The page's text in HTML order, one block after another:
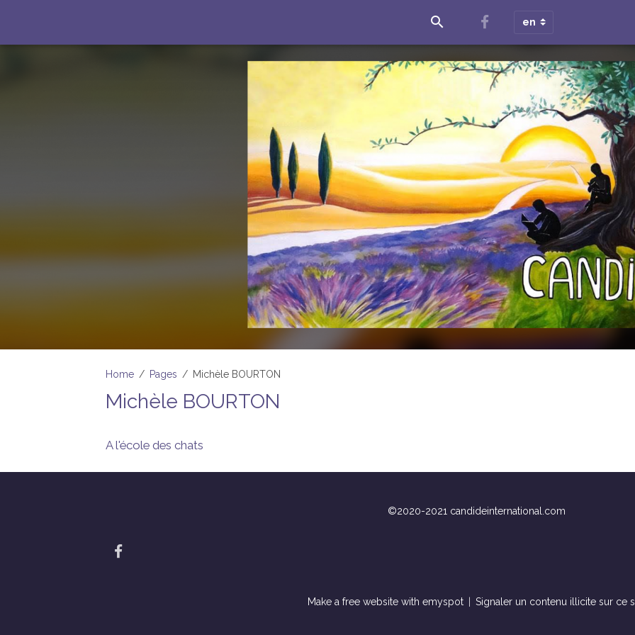
Home Pages Michèle BOURTON
Michèle BOURTON
A l'école des chats
©2020-2021 candideinternational.com
Make a free websitewith emyspot Signaler un contenu illicite sur ce